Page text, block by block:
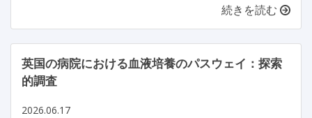
続きを読む
英国の病院における血液培養のパスウェイ：探索
的調査
2026.06.17